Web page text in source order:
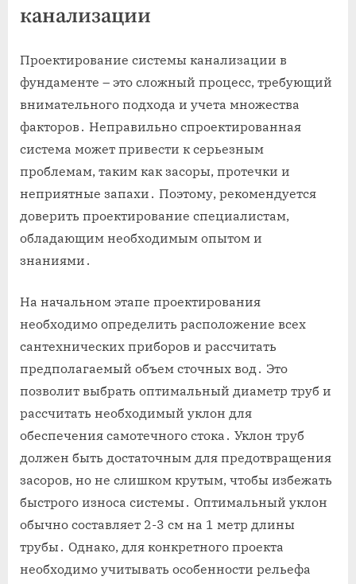
канализации
Проектирование системы канализации в
фундаменте – это сложный процесс, требующий
внимательного подхода и учета множества
факторов․ Неправильно спроектированная
система может привести к серьезным
проблемам, таким как засоры, протечки и
неприятные запахи․ Поэтому, рекомендуется
доверить проектирование специалистам,
обладающим необходимым опытом и
знаниями․
На начальном этапе проектирования
необходимо определить расположение всех
сантехнических приборов и рассчитать
предполагаемый объем сточных вод․ Это
позволит выбрать оптимальный диаметр труб и
рассчитать необходимый уклон для
обеспечения самотечного стока․ Уклон труб
должен быть достаточным для предотвращения
засоров, но не слишком крутым, чтобы избежать
быстрого износа системы․ Оптимальный уклон
обычно составляет 2-3 см на 1 метр длины
трубы․ Однако, для конкретного проекта
необходимо учитывать особенности рельефа